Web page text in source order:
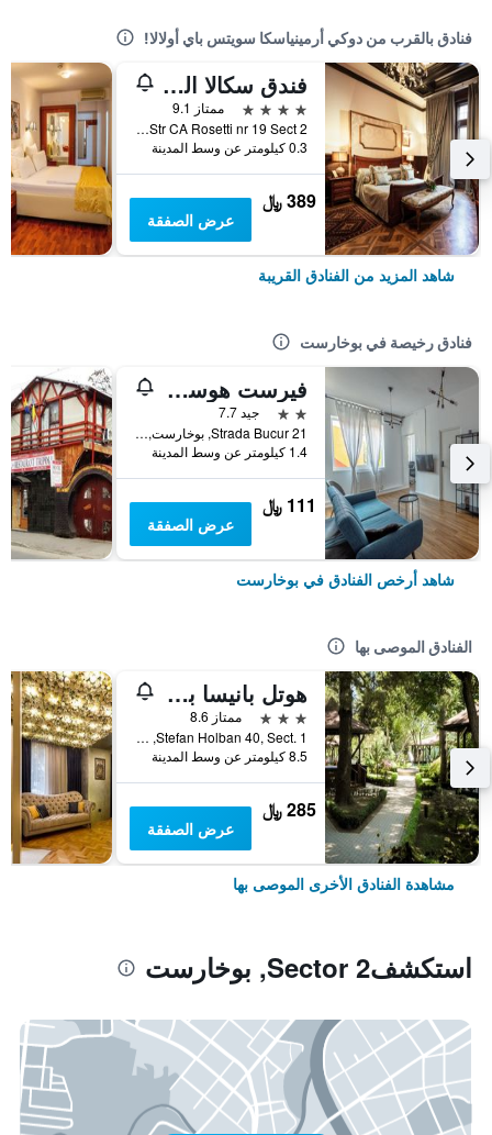
فنادق بالقرب من دوكي أرمينياسكا سويتس باي أولالا!
فندق سكالا البوتيكي
4 نجوم
ممتاز 9.1
Str CA Rosetti nr 19 Sect 2, بوخارست, رومانيا
0.3 كيلومتر عن وسط المدينة
389 ﷼
عرض الصفقة
شاهد المزيد من الفنادق القريبة
فنادق رخيصة في بوخارست
فيرست هوستل بوكور 21
2 نجمتين
جيد 7.7
21 Strada Bucur, بوخارست, رومانيا
1.4 كيلومتر عن وسط المدينة
111 ﷼
عرض الصفقة
شاهد أرخص الفنادق في بوخارست
الفنادق الموصى بها
هوتل بانيسا بارك
3 نجوم
ممتاز 8.6
Stefan Holban 40, Sect. 1, بوخارست, رومانيا
8.5 كيلومتر عن وسط المدينة
285 ﷼
عرض الصفقة
مشاهدة الفنادق الأخرى الموصى بها
استكشفSector 2, بوخارست